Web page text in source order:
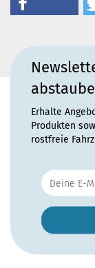
Erhalte
Produkten
rostfreie